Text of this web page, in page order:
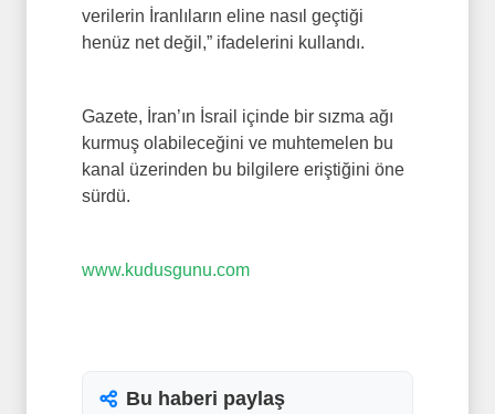
verilerin İranlıların eline nasıl geçtiği
henüz net değil,” ifadelerini kullandı.
Gazete, İran’ın İsrail içinde bir sızma ağı
kurmuş olabileceğini ve muhtemelen bu
kanal üzerinden bu bilgilere eriştiğini öne
sürdü.
www.kudusgunu.com
Bu haberi paylaş